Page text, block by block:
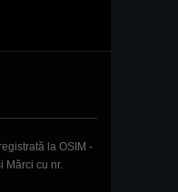
la OSIM -
Mărci cu nr.